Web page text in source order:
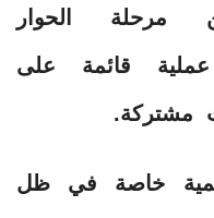
مرحلة الحوار
قائمة على
مشتركة.
خاصة في ظل